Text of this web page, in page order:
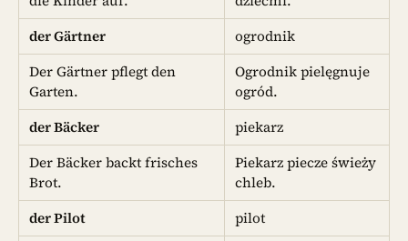
der Gärtner
ogrodnik
Der Gärtner pflegt den
Garten.
Ogrodnik pielęgnuje
ogród.
der Bäcker
piekarz
Der Bäcker backt frisches
Brot.
Piekarz piecze świeży
chleb.
der Pilot
pilot